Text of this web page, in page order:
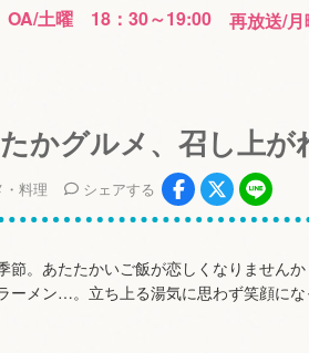
OA/土曜 18：30～19:00 再放送/
かグルメ、召し上が
・料理 シェアする
節。あたたかいご飯が恋しくなりませんか
ーメン…。立ち上る湯気に思わず笑顔に